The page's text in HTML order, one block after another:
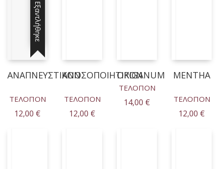
Εξαντλήθηκε
ΑΝΑΠΝΕΥΣΤΙΚΟΝ
ΤΕΛΟΠΟΝ
12,00 €
ΑΝΟΣΟΠΟΙΗΤΙΚΟΝ
ΤΕΛΟΠΟΝ
12,00 €
ORIGANUM
ΤΕΛΟΠΟΝ
14,00 €
ΜΕΝΤΗΑ
ΤΕΛΟΠΟΝ
12,00 €